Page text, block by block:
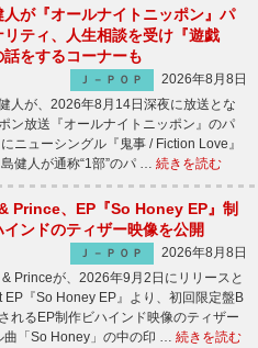
人が『オールナイトニッポン』パ
リティ、人生相談を受け『遊戯
話をするコーナーも
Ｊ－ＰＯＰ
2026年8月8日
人が、2026年8月14日深夜に放送とな
ン放送『オールナイトニッポン』のパ
ューシングル『鬼事 / Fiction Love』
健人が通称“1部”のパ … 続きを読む
Prince、EP『So Honey EP』制
インドのティザー映像を公開
Ｊ－ＰＯＰ
2026年8月8日
Princeが、2026年9月2日にリリースと
EP『So Honey EP』より、初回限定盤B
れるEP制作ビハインド映像のティザー
「So Honey」の中の印 … 続きを読む